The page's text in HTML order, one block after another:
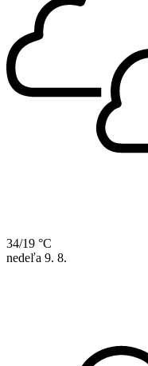
34/19 °C
nedeľa 9. 8.